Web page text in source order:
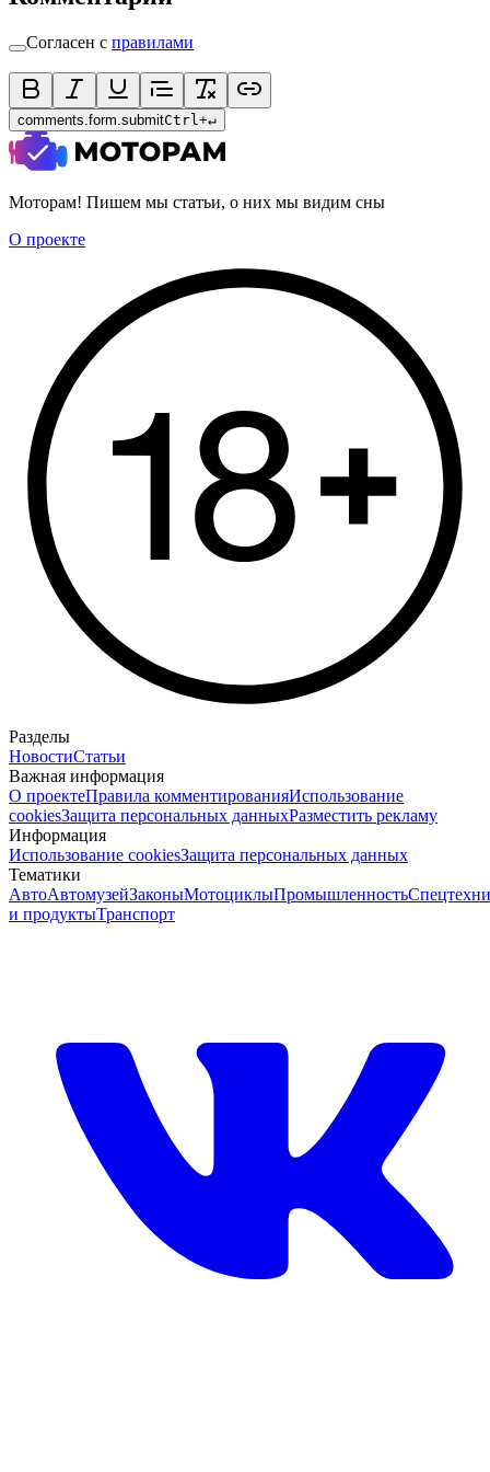
Согласен с правилами
comments.form.submitCtrl +↵
Моторам! Пишем мы статьи, о них мы видим сны
О проекте
Разделы
НовостиСтатьи
Важная информация
О проектеПравила комментированияИспользование
cookiesЗащита персональных данныхРазместить рекламу
Информация
Использование cookiesЗащита персональных данных
Тематики
АвтоАвтомузейЗаконыМотоциклыПромышленность
и продуктыТранспорт